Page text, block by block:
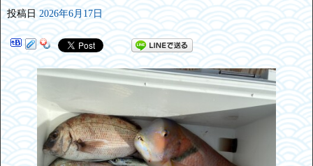
投稿日 2026年6月17日